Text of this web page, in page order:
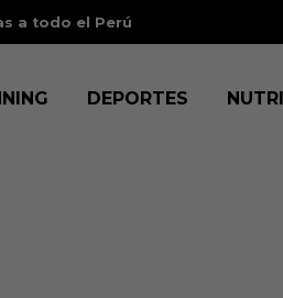
a todo el Perú
DEPORTES